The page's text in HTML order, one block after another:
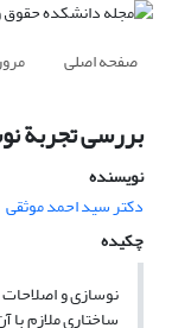
صفحه اصلی
بررسی تجربة
نویسنده
دکتر سید احمد موثقی
چکیده
نوسازی و
ساختاری ملازم